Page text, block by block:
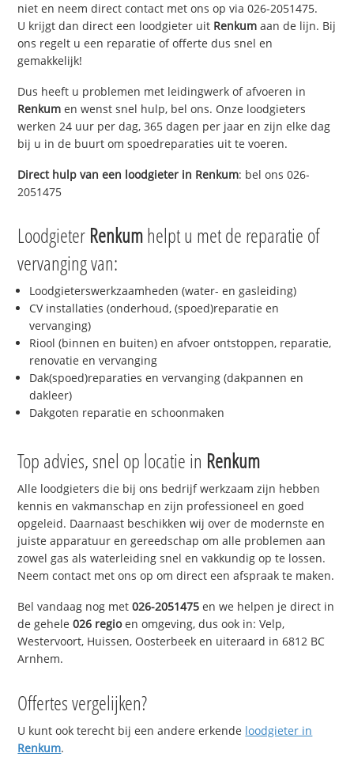
niet en neem direct contact met ons op via 026-2051475.
U krijgt dan direct een loodgieter uit Renkum aan de lijn. Bij
ons regelt u een reparatie of offerte dus snel en
gemakkelijk!
Dus heeft u problemen met leidingwerk of afvoeren in
Renkum en wenst snel hulp, bel ons. Onze loodgieters
werken 24 uur per dag, 365 dagen per jaar en zijn elke dag
bij u in de buurt om spoedreparaties uit te voeren.
Direct hulp van een loodgieter in Renkum: bel ons 026-
2051475
Loodgieter Renkumhelpt u met de reparatie of
vervanging van:
Loodgieterswerkzaamheden (water- en gasleiding)
CV installaties (onderhoud, (spoed)reparatie en
vervanging)
Riool (binnen en buiten) en afvoer ontstoppen, reparatie,
renovatie en vervanging
Dak(spoed)reparaties en vervanging (dakpannen en
dakleer)
Dakgoten reparatie en schoonmaken
Top advies, snel op locatie in Renkum
Alle loodgieters die bij ons bedrijf werkzaam zijn hebben
kennis en vakmanschap en zijn professioneel en goed
opgeleid. Daarnaast beschikken wij over de modernste en
juiste apparatuur en gereedschap om alle problemen aan
zowel gas als waterleiding snel en vakkundig op te lossen.
Neem contact met ons op om direct een afspraak te maken.
Bel vandaag nog met026-2051475 en we helpen je direct in
de gehele026 regioen omgeving, dus ook in: Velp,
Westervoort, Huissen, Oosterbeek en uiteraard in 6812 BC
Arnhem.
Offertes vergelijken?
U kunt ook terecht bij een andere erkende loodgieter in
Renkum.